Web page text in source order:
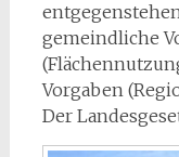
gemeindliche
Vorgaben
Der